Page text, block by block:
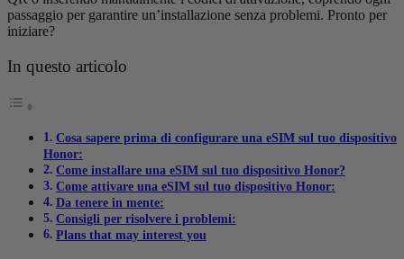
passaggio per garantire un’installazione senza problemi. Pronto per
iniziare?
In questo articolo
Cosa sapere prima di configurare una eSIM sul tuo dispositivo
Honor:
Come installare una eSIM sul tuo dispositivo Honor?
Come attivare una eSIM sul tuo dispositivo Honor:
Da tenere in mente:
Consigli per risolvere i problemi:
Plans that may interest you